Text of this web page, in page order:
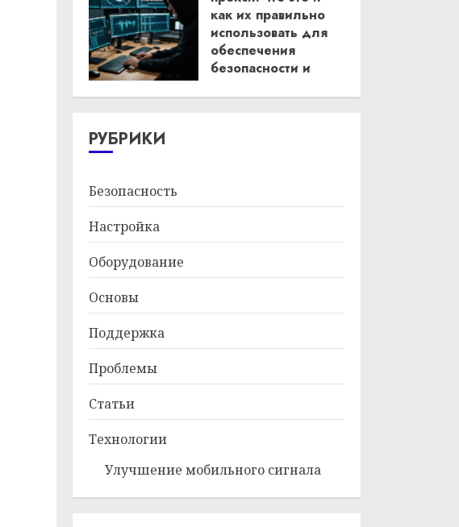
как их правильно
использовать для
обеспечения
безопасности и
РУБРИКИ
Безопасность
Настройка
Оборудование
Основы
Поддержка
Проблемы
Статьи
Технологии
Улучшение мобильного сигнала